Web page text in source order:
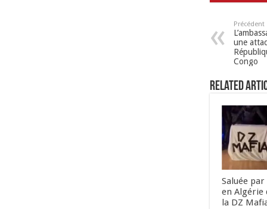
Précédent
une
Congo
Related
Saluée
en Algérie
la DZ